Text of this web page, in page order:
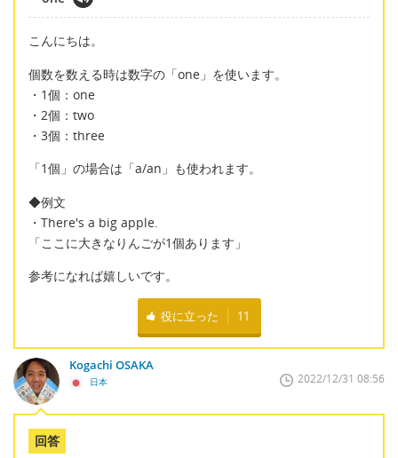
こんにちは。
個数を数える時は数字の「one」を使います。
・1個：one
・2個：two
・3個：three
「1個」の場合は「a/an」も使われます。
◆例文
・There's a big apple.
「ここに大きなりんごが1個あります」
参考になれば嬉しいです。
役に立った 11
Kogachi OSAKA
日本 2022/12/31 08:56
回答